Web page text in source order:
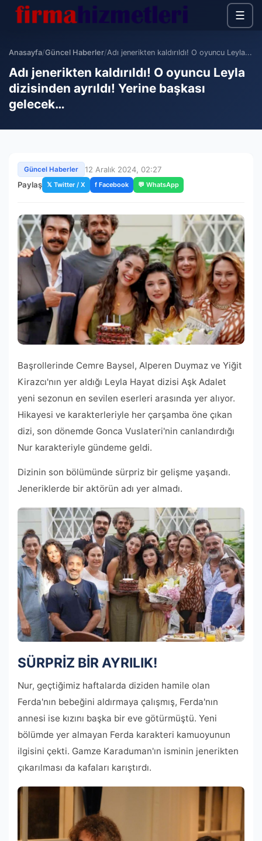
☰
Anasayfa/Güncel Haberler/Adı jenerikten kaldırıldı! O oyuncu Leyla...
Adı jenerikten kaldırıldı! O oyuncu Leyla
dizisinden ayrıldı! Yerine başkası
gelecek…
Güncel Haberler
12 Aralık 2024, 02:27
Paylaş 𝕏 Twitter / X f Facebook 💬 WhatsApp
Başrollerinde Cemre Baysel, Alperen Duymaz ve Yiğit
Kirazcı'nın yer aldığı Leyla Hayat dizisi Aşk Adalet
yeni sezonun en sevilen eserleri arasında yer alıyor.
Hikayesi ve karakterleriyle her çarşamba öne çıkan
dizi, son dönemde Gonca Vuslateri'nin canlandırdığı
Nur karakteriyle gündeme geldi.
Dizinin son bölümünde sürpriz bir gelişme yaşandı.
Jeneriklerde bir aktörün adı yer almadı.
SÜRPRİZ BİR AYRILIK!
Nur, geçtiğimiz haftalarda diziden hamile olan
Ferda'nın bebeğini aldırmaya çalışmış, Ferda'nın
annesi ise kızını başka bir eve götürmüştü. Yeni
bölümde yer almayan Ferda karakteri kamuoyunun
ilgisini çekti. Gamze Karaduman'ın isminin jenerikten
çıkarılması da kafaları karıştırdı.